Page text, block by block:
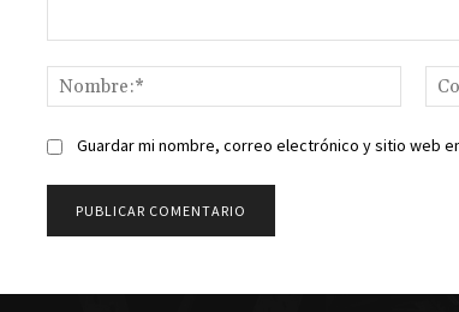
Guardar mi nombre, correo electrónico y sitio web